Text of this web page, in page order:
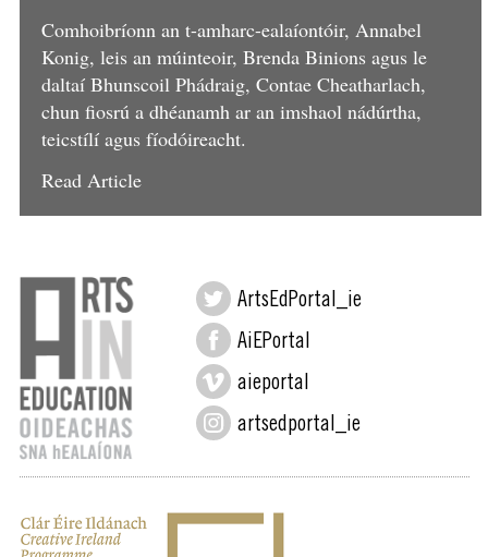
Comhoibríonn an t-amharc-ealaíontóir, Annabel
Konig, leis an múinteoir, Brenda Binions agus le
daltaí Bhunscoil Phádraig, Contae Cheatharlach,
chun fiosrú a dhéanamh ar an imshaol nádúrtha,
teicstílí agus fíodóireacht.
Read Article
ArtsEdPortal_ie
AiEPortal
aieportal
artsedportal_ie